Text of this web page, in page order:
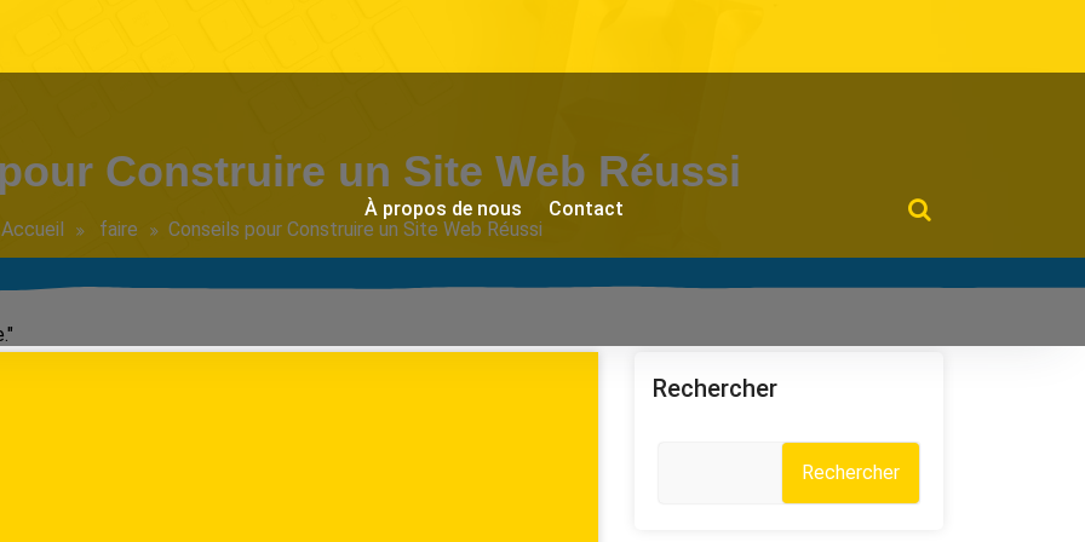
À propos de nous Contact
pour Construire un Site Web Réussi
Accueil faire Conseils pour Construire un Site Web Réussi
Rechercher
Rechercher